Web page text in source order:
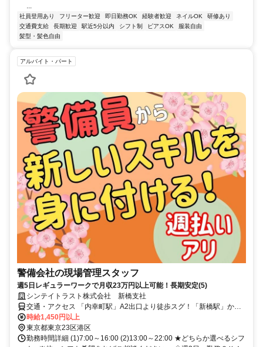
社員登用あり フリーター歓迎 即日勤務OK 経験者歓迎 ネイルOK
研修あり
交通費支給
長期歓迎 駅近5分以内 シフト制 ピアスOK
服装自由
髪型・髪色自由
アルバイト・パート
警備会社の現場管理スタッフ
週5日レギュラーワークで月収23万円以上可能！長期安定(5)
シンテイトラスト株式会社 新橋支社
交通・アクセス 「内幸町駅」A2出口より徒歩スグ！「新橋駅」から
徒歩3分
時給1,450円以上
東京都東京23区港区
勤務時間詳細 (1)7:00～16:00 (2)13:00～22:00 ★どちらか選べるシフ